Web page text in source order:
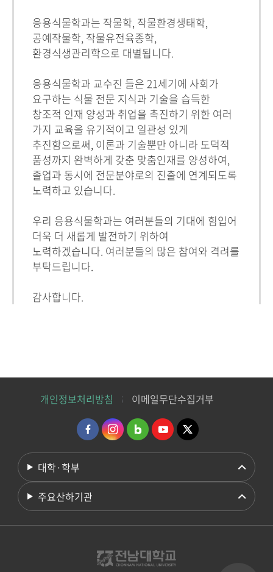
응용식물학과는 작물학, 작물환경생태학,
공예작물학, 작물유전육종학,
환경식생관리학으로 대별됩니다.
응용식물학과 교수진 들은 21세기에 사회가
요구하는 식물 전문 지식과 기술을 습득한
창조적 인재 양성과 취업을 촉진하기 위한 여러
가지 교육을 유기적이고 일관성 있게
추진함으로써, 이론과 기술뿐만 아니라 도덕적
품성까지 완벽하게 갖춘 맞춤인재를 양성하여,
졸업과 동시에 전문분야로의 진출에 연계되도록
노력하고 있습니다.
우리 응용식물학과는 여러분들의 기대에 힘입어
더욱 더 새롭게 발전하기 위하여
노력하겠습니다. 여러분들의 많은 참여와 격려를
부탁드립니다.
감사합니다.
개인정보처리방침 이메일무단수집거부
대학·학부
주요산하기관